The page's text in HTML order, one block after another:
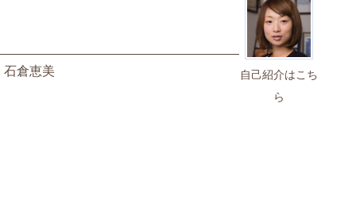
自己紹介はこち
ら
石倉恵美